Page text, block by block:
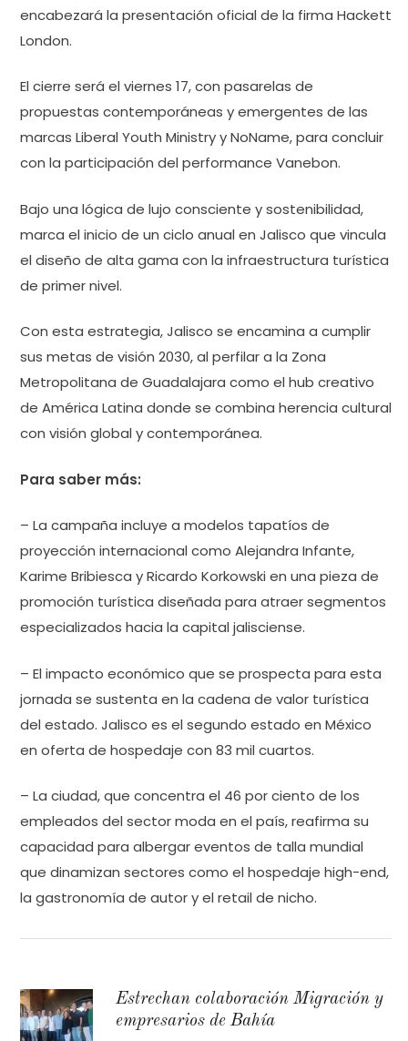
encabezará la presentación oficial de la firma Hackett
London.
El cierre será el viernes 17, con pasarelas de
propuestas contemporáneas y emergentes de las
marcas Liberal Youth Ministry y NoName, para concluir
con la participación del performance Vanebon.
Bajo una lógica de lujo consciente y sostenibilidad,
marca el inicio de un ciclo anual en Jalisco que vincula
el diseño de alta gama con la infraestructura turística
de primer nivel.
Con esta estrategia, Jalisco se encamina a cumplir
sus metas de visión 2030, al perfilar a la Zona
Metropolitana de Guadalajara como el hub creativo
de América Latina donde se combina herencia cultural
con visión global y contemporánea.
Para saber más:
– La campaña incluye a modelos tapatíos de
proyección internacional como Alejandra Infante,
Karime Bribiesca y Ricardo Korkowski en una pieza de
promoción turística diseñada para atraer segmentos
especializados hacia la capital jalisciense.
– El impacto económico que se prospecta para esta
jornada se sustenta en la cadena de valor turística
del estado. Jalisco es el segundo estado en México
en oferta de hospedaje con 83 mil cuartos.
– La ciudad, que concentra el 46 por ciento de los
empleados del sector moda en el país, reafirma su
capacidad para albergar eventos de talla mundial
que dinamizan sectores como el hospedaje high-end,
la gastronomía de autor y el retail de nicho.
Estrechan colaboración Migración y
empresarios de Bahía